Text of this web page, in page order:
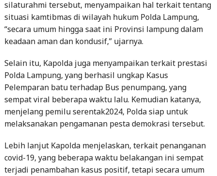
silaturahmi tersebut, menyampaikan hal terkait tentang
situasi kamtibmas di wilayah hukum Polda Lampung,
“secara umum hingga saat ini Provinsi lampung dalam
keadaan aman dan kondusif,” ujarnya.
Selain itu, Kapolda juga menyampaikan terkait prestasi
Polda Lampung, yang berhasil ungkap Kasus
Pelemparan batu terhadap Bus penumpang, yang
sempat viral beberapa waktu lalu. Kemudian katanya,
menjelang pemilu serentak2024, Polda siap untuk
melaksanakan pengamanan pesta demokrasi tersebut.
Lebih lanjut Kapolda menjelaskan, terkait penanganan
covid-19, yang beberapa waktu belakangan ini sempat
terjadi penambahan kasus positif, tetapi secara umum